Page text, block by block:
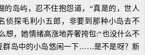
的岛屿，忍不住抱怨道，“真是的，世人
侦探毛利小五郎，非要到那种小岛去不
想，她情绪高涨地弄奢挎包:“也没什么不
群岛中的小岛悠闲一下……是不是呀？新